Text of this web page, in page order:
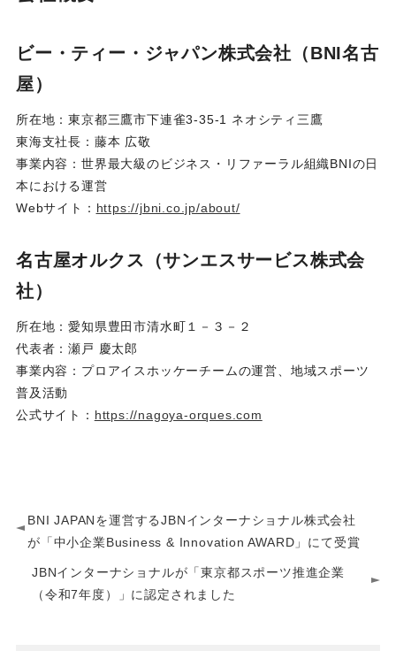
ビー・ティー・ジャパン株式会社（BNI名古
屋）
所在地：東京都三鷹市下連雀3-35-1 ネオシティ三鷹
東海支社長：藤本 広敬
事業内容：世界最大級のビジネス・リファーラル組織BNIの日
本における運営
Webサイト： https://jbni.co.jp/about/
名古屋オルクス（サンエスサービス株式会
社）
所在地：愛知県豊田市清水町１－３－２
代表者：瀬戸 慶太郎
事業内容：プロアイスホッケーチームの運営、地域スポーツ
普及活動
公式サイト： https://nagoya-orques.com
BNI JAPANを運営するJBNインターナショナル株式会社
が「中小企業Business & Innovation AWARD」にて受賞
JBNインターナショナルが「東京都スポーツ推進企業
（令和7年度）」に認定されました